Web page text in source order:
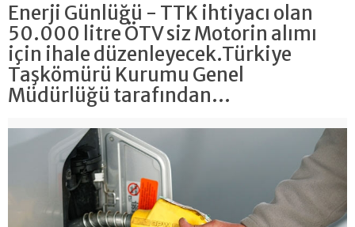
Enerji Günlüğü - TTK ihtiyacı olan
50.000 litre ÖTV siz Motorin alımı
için ihale düzenleyecek.Türkiye
Taşkömürü Kurumu Genel
Müdürlüğü tarafından...